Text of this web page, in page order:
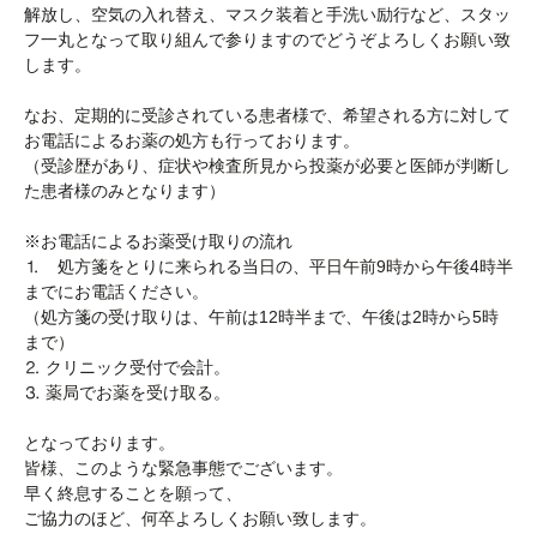
解放し、空気の入れ替え、マスク装着と手洗い励行など、スタッ
フ一丸となって取り組んで参りますのでどうぞよろしくお願い致
します。
なお、定期的に受診されている患者様で、希望される方に対して
お電話によるお薬の処方も行っております。
（受診歴があり、症状や検査所見から投薬が必要と医師が判断し
た患者様のみとなります）
※お電話によるお薬受け取りの流れ
⒈ 処方箋をとりに来られる当日の、平日午前9時から午後4時半
までにお電話ください。
（処方箋の受け取りは、午前は12時半まで、午後は2時から5時
まで）
⒉ クリニック受付で会計。
⒊ 薬局でお薬を受け取る。
となっております。
皆様、このような緊急事態でございます。
早く終息することを願って、
ご協力のほど、何卒よろしくお願い致します。